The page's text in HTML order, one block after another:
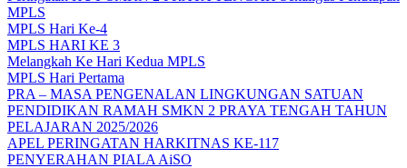
MPLS
MPLS Hari Ke-4
MPLS HARI KE 3
Melangkah Ke Hari Kedua MPLS
MPLS Hari Pertama
PRA – MASA PENGENALAN LINGKUNGAN SATUAN
PENDIDIKAN RAMAH SMKN 2 PRAYA TENGAH TAHUN
PELAJARAN 2025/2026
APEL PERINGATAN HARKITNAS KE-117
PENYERAHAN PIALA AiSO